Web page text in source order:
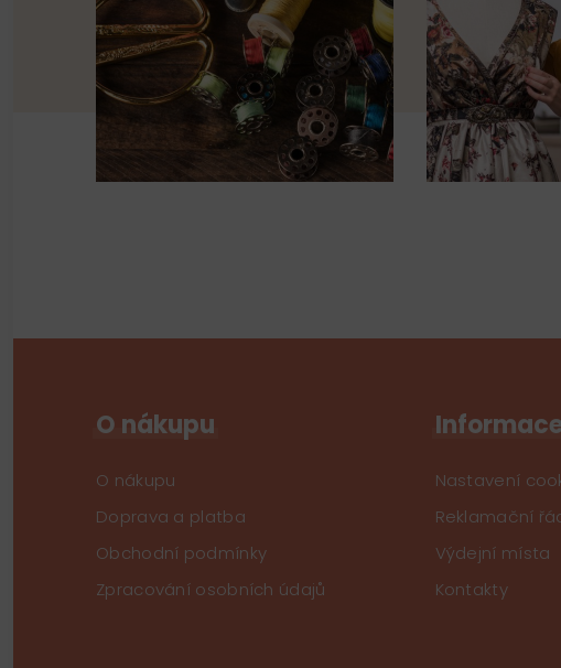
O nákupu
O nákupu
Doprava a platba
Obchodní podmínky
Zpracování osobních údajů
Nastavení
Reklamační
Výdejní místa
Kontakty